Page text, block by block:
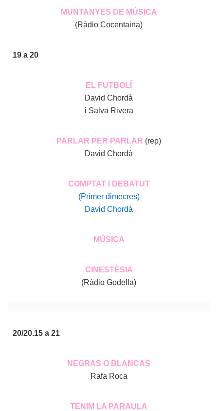
MUNTANYES DE MÚSICA
(Ràdio Cocentaina)
19 a 20
EL FUTBOLÍ
David Chordà
i Salva Rivera
PARLAR PER PARLAR (rep)
David Chordà
COMPTAT I DEBATUT
(Primer dimecres)
David Chordà
MÚSICA
CINESTÈSIA
(Ràdio Godella)
20/20.15 a 21
NEGRAS O BLANCAS
Rafa Roca
TENIM LA PARAULA